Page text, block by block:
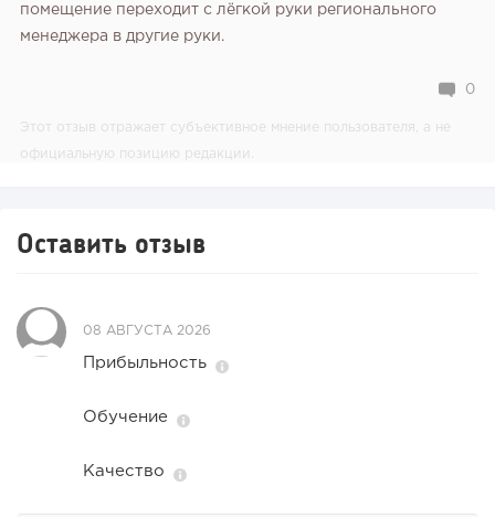
помещение переходит с лёгкой руки регионального
менеджера в другие руки.
0
Этот отзыв отражает субъективное мнение пользователя, а не
официальную позицию редакции.
Оставить отзыв
08 АВГУСТА 2026
Прибыльность
Обучение
Качество